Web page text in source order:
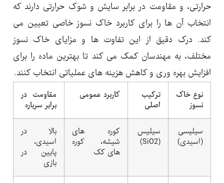
حرارتی، و مقاومت در برابر سایش و شوک حرارتی دارند که
انتخاب آن ها را برای کاربرد خاک نسوز خاصی تعیین می
کند. درک دقیق از این تفاوت ها و مزایای خاک نسوز
مختلف، به مهندسان کمک می کند تا بهترین ماده را برای
افزایش بهره وری و کاهش هزینه های عملیاتی انتخاب کنند.
نوع خاک
نسوز
ترکیب
اصلی
کاربرد عمومی
مقاومت در
برابر سرباره
سیلیسی
(اسیدی)
سیلیس
(SiO2)
کوره های
شیشه، کوره
های کک
بالا در
اسیدی،
پایین در
بازی